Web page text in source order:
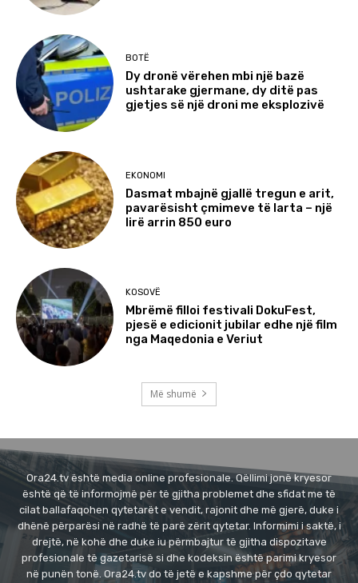
BOTË
Dy dronë vërehen mbi një bazë
ushtarake gjermane, dy ditë pas
gjetjes së një droni me eksplozivë
EKONOMI
Dasmat mbajnë gjallë tregun e arit,
pavarësisht çmimeve të larta – një
lirë arrin 850 euro
KOSOVË
Mbrëmë filloi festivali DokuFest,
pjesë e edicionit jubilar edhe një film
nga Maqedonia e Veriut
Më shumë
Ora24.tv është media online profesionale. Qëllimi jonë kryesor
është që të informojmë për të gjitha problemet dhe sfidat me të
cilat ballafaqohen qytetarët e vendit, rajonit dhe më gjerë, duke i
dhënë përparësi në radhë të parë zërit qytetar. Informimi i saktë, i
drejtë, në kohë dhe duke iu përmbajtur të gjitha dispozitave
profesionale të gazetarisë si dhe kodeksin është parimi kryesor
në punën tonë. Ora24.tv do të jetë e kapshme për çdo qytetar